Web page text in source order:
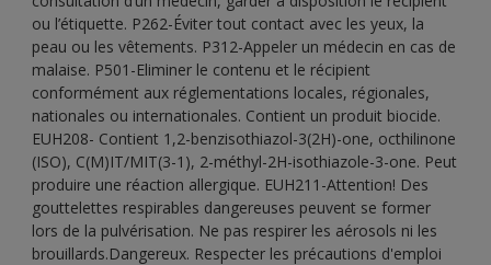
ou l’étiquette. P262-Éviter tout contact avec les yeux, la
peau ou les vêtements. P312-Appeler un médecin en cas de
malaise. P501-Eliminer le contenu et le récipient
conformément aux réglementations locales, régionales,
nationales ou internationales. Contient un produit biocide.
EUH208- Contient 1,2-benzisothiazol-3(2H)-one, octhilinone
(ISO), C(M)IT/MIT(3-1), 2-méthyl-2H-isothiazole-3-one. Peut
produire une réaction allergique. EUH211-Attention! Des
gouttelettes respirables dangereuses peuvent se former
lors de la pulvérisation. Ne pas respirer les aérosols ni les
brouillards.Dangereux. Respecter les précautions d'emploi